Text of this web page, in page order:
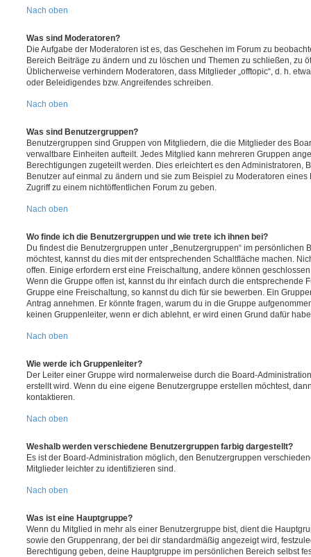
Nach oben
Was sind Moderatoren?
Die Aufgabe der Moderatoren ist es, das Geschehen im Forum zu
Bereich Beiträge zu ändern und zu löschen und Themen zu schließen, zu
Üblicherweise verhindern Moderatoren, dass Mitglieder „offtopic“, d. h.
oder Beleidigendes bzw. Angreifendes schreiben.
Nach oben
Was sind Benutzergruppen?
Benutzergruppen sind Gruppen von Mitgliedern, die die Mitglieder des
verwaltbare Einheiten aufteilt. Jedes Mitglied kann mehreren Gruppen
Berechtigungen zugeteilt werden. Dies erleichtert es den Administratoren,
Benutzer auf einmal zu ändern und sie zum Beispiel zu Moderatoren
Zugriff zu einem nichtöffentlichen Forum zu geben.
Nach oben
Wo finde ich die Benutzergruppen und wie trete ich ihnen bei?
Du findest die Benutzergruppen unter „Benutzergruppen“ im persönlichen
möchtest, kannst du dies mit der entsprechenden Schaltfläche machen.
offen. Einige erfordern erst eine Freischaltung, andere können
Wenn die Gruppe offen ist, kannst du ihr einfach durch die entsprechende
Gruppe eine Freischaltung, so kannst du dich für sie bewerben. Ein
Antrag annehmen. Er könnte fragen, warum du in die Gruppe
keinen Gruppenleiter, wenn er dich ablehnt, er wird einen Grund dafür
Nach oben
Wie werde ich Gruppenleiter?
Der Leiter einer Gruppe wird normalerweise durch die Board-
erstellt wird. Wenn du eine eigene Benutzergruppe erstellen möchtest,
kontaktieren.
Nach oben
Weshalb werden verschiedene Benutzergruppen farbig dargestellt?
Es ist der Board-Administration möglich, den Benutzergruppen
Mitglieder leichter zu identifizieren sind.
Nach oben
Was ist eine Hauptgruppe?
Wenn du Mitglied in mehr als einer Benutzergruppe bist, dient die
sowie den Gruppenrang, der bei dir standardmäßig angezeigt wird,
Berechtigung geben, deine Hauptgruppe im persönlichen Bereich selbst